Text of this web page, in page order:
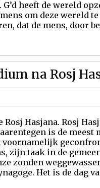
G’d heeft de wereld
om deze wereld
dat de mens, door
na Rosj
Hasjana. Rosj
is de meest
voornamelijk
zijn taak in de
zonden
Het is de dag